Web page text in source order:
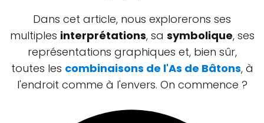
Dans cet article, nous explorerons ses
multiples interprétations, sa symbolique, ses
représentations graphiques et, bien sûr,
toutes les combinaisons de l'As de Bâtons, à
l'endroit comme à l'envers. On commence ?